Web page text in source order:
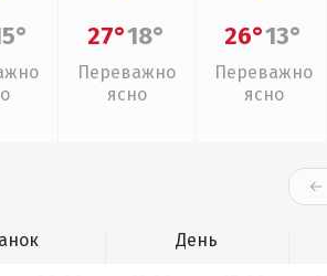
27°18°
Переважно
ясно
26°13°
Переважно
ясно
День